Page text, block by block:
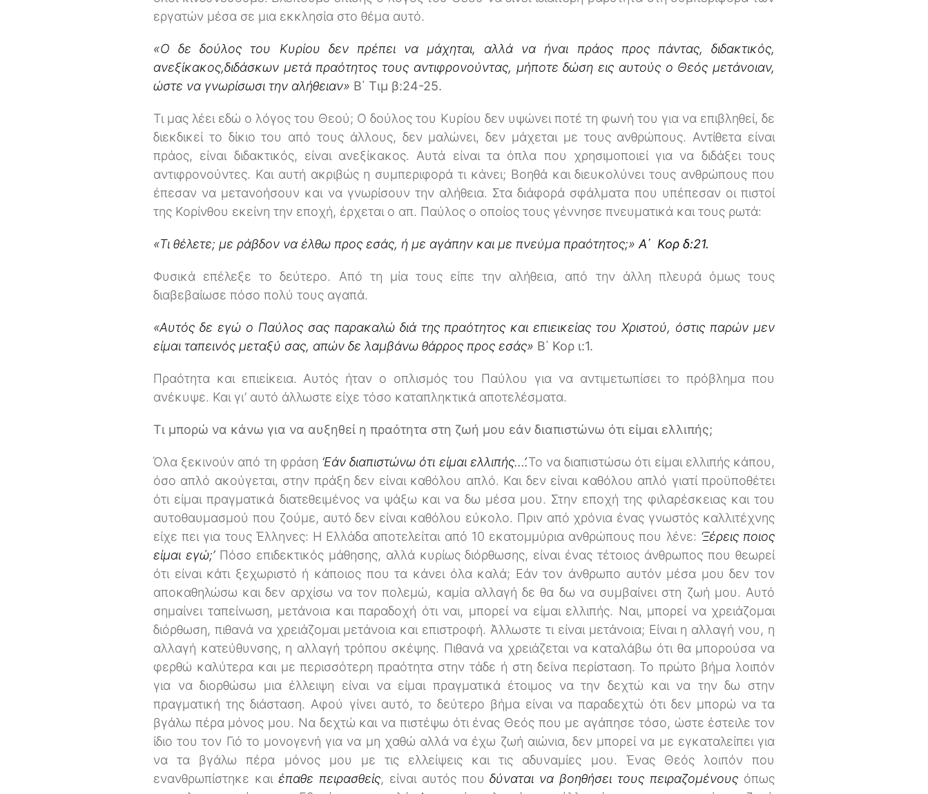
εργατών μέσα σε μια εκκλησία στο θέμα αυτό.
«Ο δε δούλος του Κυρίου δεν πρέπει να μάχηται, αλλά να ήναι πράος προς πάντας, διδακτικός,
ανεξίκακος,διδάσκων μετά πραότητος τους αντιφρονούντας, μήποτε δώση εις αυτούς ο Θεός μετάνοιαν,
ώστε να γνωρίσωσι την αλήθειαν» Β΄ Τιμ β:24-25.
Τι μας λέει εδώ ο λόγος του Θεού; Ο δούλος του Κυρίου δεν υψώνει ποτέ τη φωνή του για να επιβληθεί, δε
διεκδικεί το δίκιο του από τους άλλους, δεν μαλώνει, δεν μάχεται με τους ανθρώπους. Αντίθετα είναι
πράος, είναι διδακτικός, είναι ανεξίκακος. Αυτά είναι τα όπλα που χρησιμοποιεί για να διδάξει τους
αντιφρονούντες. Και αυτή ακριβώς η συμπεριφορά τι κάνει; Βοηθά και διευκολύνει τους ανθρώπους που
έπεσαν να μετανοήσουν και να γνωρίσουν την αλήθεια. Στα διάφορά σφάλματα που υπέπεσαν οι πιστοί
της Κορίνθου εκείνη την εποχή, έρχεται ο απ. Παύλος ο οποίος τους γέννησε πνευματικά και τους ρωτά:
«Τι θέλετε; με ράβδον να έλθω προς εσάς, ή με αγάπην και με πνεύμα πραότητος;»Α΄ Κορ δ:21.
Φυσικά επέλεξε το δεύτερο. Από τη μία τους είπε την αλήθεια, από την άλλη πλευρά όμως τους
διαβεβαίωσε πόσο πολύ τους αγαπά.
«Αυτός δε εγώ ο Παύλος σας παρακαλώ διά της πραότητος και επιεικείας του Χριστού, όστις παρών μεν
είμαι ταπεινός μεταξύ σας, απών δε λαμβάνω θάρρος προς εσάς» Β΄ Κορ ι:1.
Πραότητα και επιείκεια. Αυτός ήταν ο οπλισμός του Παύλου για να αντιμετωπίσει το πρόβλημα που
ανέκυψε. Και γι’ αυτό άλλωστε είχε τόσο καταπληκτικά αποτελέσματα.
Τι μπορώ να κάνω για να αυξηθεί η πραότητα στη ζωή μου εάν διαπιστώνω ότι είμαι ελλιπής;
Όλα ξεκινούν από τη φράση ‘Εάν διαπιστώνω ότι είμαι ελλιπής…’.Το να διαπιστώσω ότι είμαι ελλιπής κάπου,
όσο απλό ακούγεται, στην πράξη δεν είναι καθόλου απλό. Και δεν είναι καθόλου απλό γιατί προϋποθέτει
ότι είμαι πραγματικά διατεθειμένος να ψάξω και να δω μέσα μου. Στην εποχή της φιλαρέσκειας και του
αυτοθαυμασμού που ζούμε, αυτό δεν είναι καθόλου εύκολο. Πριν από χρόνια ένας γνωστός καλλιτέχνης
είχε πει για τους Έλληνες: Η Ελλάδα αποτελείται από 10 εκατομμύρια ανθρώπους που λένε: ‘Ξέρεις ποιος
είμαι εγώ;’Πόσο επιδεκτικός μάθησης, αλλά κυρίως διόρθωσης, είναι ένας τέτοιος άνθρωπος που θεωρεί
ότι είναι κάτι ξεχωριστό ή κάποιος που τα κάνει όλα καλά; Εάν τον άνθρωπο αυτόν μέσα μου δεν τον
αποκαθηλώσω και δεν αρχίσω να τον πολεμώ, καμία αλλαγή δε θα δω να συμβαίνει στη ζωή μου. Αυτό
σημαίνει ταπείνωση, μετάνοια και παραδοχή ότι ναι, μπορεί να είμαι ελλιπής. Ναι, μπορεί να χρειάζομαι
διόρθωση, πιθανά να χρειάζομαι μετάνοια και επιστροφή. Άλλωστε τι είναι μετάνοια; Είναι η αλλαγή νου, η
αλλαγή κατεύθυνσης, η αλλαγή τρόπου σκέψης. Πιθανά να χρειάζεται να καταλάβω ότι θα μπορούσα να
φερθώ καλύτερα και με περισσότερη πραότητα στην τάδε ή στη δείνα περίσταση. Το πρώτο βήμα λοιπόν
για να διορθώσω μια έλλειψη είναι να είμαι πραγματικά έτοιμος να την δεχτώ και να την δω στην
πραγματική της διάσταση. Αφού γίνει αυτό, το δεύτερο βήμα είναι να παραδεχτώ ότι δεν μπορώ να τα
βγάλω πέρα μόνος μου. Να δεχτώ και να πιστέψω ότι ένας Θεός που με αγάπησε τόσο, ώστε έστειλε τον
ίδιο του τον Γιό το μονογενή για να μη χαθώ αλλά να έχω ζωή αιώνια, δεν μπορεί να με εγκαταλείπει για
να τα βγάλω πέρα μόνος μου με τις ελλείψεις και τις αδυναμίες μου. Ένας Θεός λοιπόν που
ενανθρωπίστηκε και έπαθε πειρασθείς, είναι αυτός πουδύναται να βοηθήσει τους πειραζομένους όπως